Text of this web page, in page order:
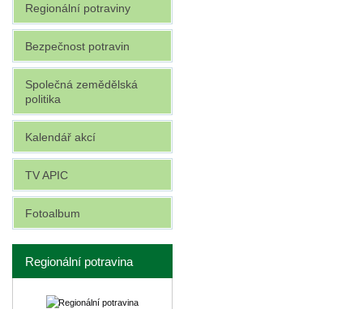
Regionální potraviny
Bezpečnost potravin
Společná zemědělská
politika
Kalendář akcí
TV APIC
Fotoalbum
Regionální potravina